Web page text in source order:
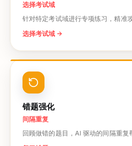
选择考试域
针对特定考试域进行专项练习，精准
选择考试域 →
错题强化
间隔重复
回顾做错的题目，AI 驱动的间隔重复